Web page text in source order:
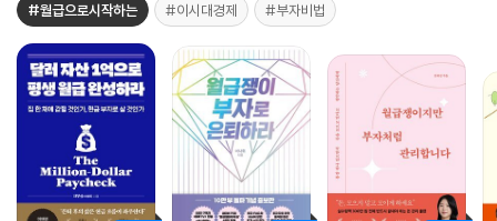
#월급으로시작하는 #이시대경제 #부자비법